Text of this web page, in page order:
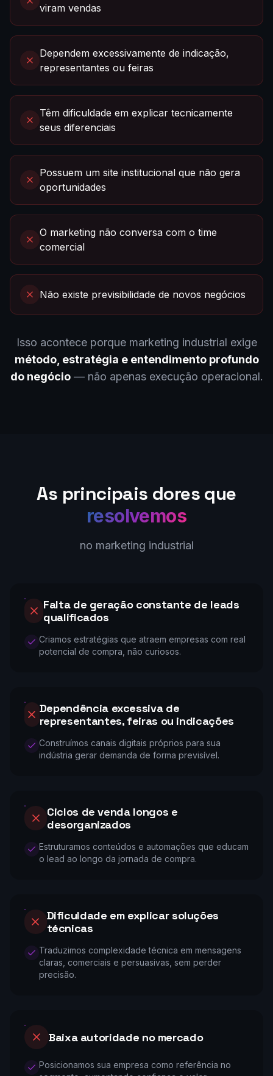
viram vendas
Dependem excessivamente de indicação,
representantes ou feiras
Têm dificuldade em explicar tecnicamente
seus diferenciais
Possuem um site institucional que não gera
oportunidades
O marketing não conversa com o time
comercial
Não existe previsibilidade de novos negócios
Isso acontece porque marketing industrial exige
método, estratégia e entendimento profundo
do negócio— não apenas execução operacional.
As principais dores que
resolvemos
no marketing industrial
Falta de geração constante de leads
qualificados
Criamos estratégias que atraem empresas com real
potencial de compra, não curiosos.
Dependência excessiva de
representantes, feiras ou indicações
Construímos canais digitais próprios para sua
indústria gerar demanda de forma previsível.
Ciclos de venda longos e
desorganizados
Estruturamos conteúdos e automações que educam
o lead ao longo da jornada de compra.
Dificuldade em explicar soluções
técnicas
Traduzimos complexidade técnica em mensagens
claras, comerciais e persuasivas, sem perder
precisão.
Baixa autoridade no mercado
Posicionamos sua empresa como referência no